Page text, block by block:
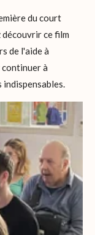
du court
découvrir ce film
de l'aide à
à